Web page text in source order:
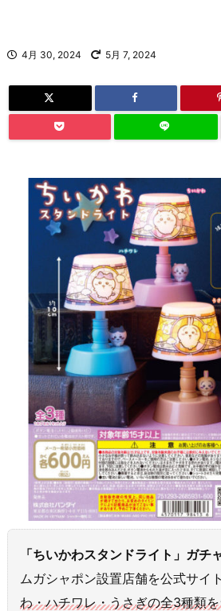
4月 30, 2024 5月 7, 2024
「ちいかわスタンドライト」ガチ
ムガシャポン設置店舗を公式サイ
わ・ハチワレ・うさぎの全3種類